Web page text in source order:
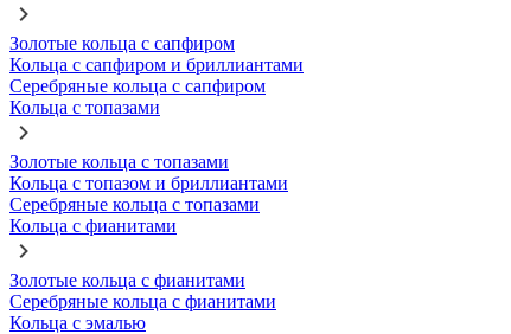
Золотые кольца с сапфиром
Кольца с сапфиром и бриллиантами
Серебряные кольца с сапфиром
Кольца с топазами
Золотые кольца с топазами
Кольца с топазом и бриллиантами
Серебряные кольца с топазами
Кольца с фианитами
Золотые кольца с фианитами
Серебряные кольца с фианитами
Кольца с эмалью